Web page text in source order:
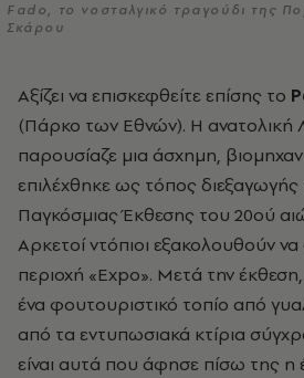
Fado, το νοσταλγικό τραγούδι της
Σκάρου
Αξίζει να επισκεφθείτε επίσης το
(Πάρκο των Εθνών). Η ανατολική
παρουσίαζε μια άσχημη,
επιλέχθηκε ως τόπος διεξαγωγής
Παγκόσμιας Έκθεσης του 20ού
Αρκετοί ντόπιοι εξακολουθούν
περιοχή «Expo». Μετά την
ένα φουτουριστικό τοπίο από
από τα εντυπωσιακά κτίρια
είναι αυτά που άφησε πίσω της η